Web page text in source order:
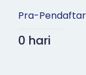
Pra-
0 hari